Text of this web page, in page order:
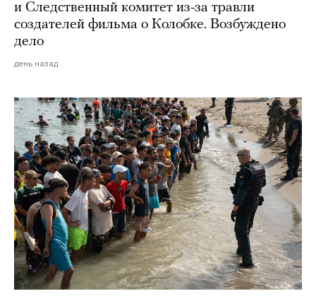
и Следственный комитет из-за травли
создателей фильма о Колобке. Возбуждено
дело
день назад